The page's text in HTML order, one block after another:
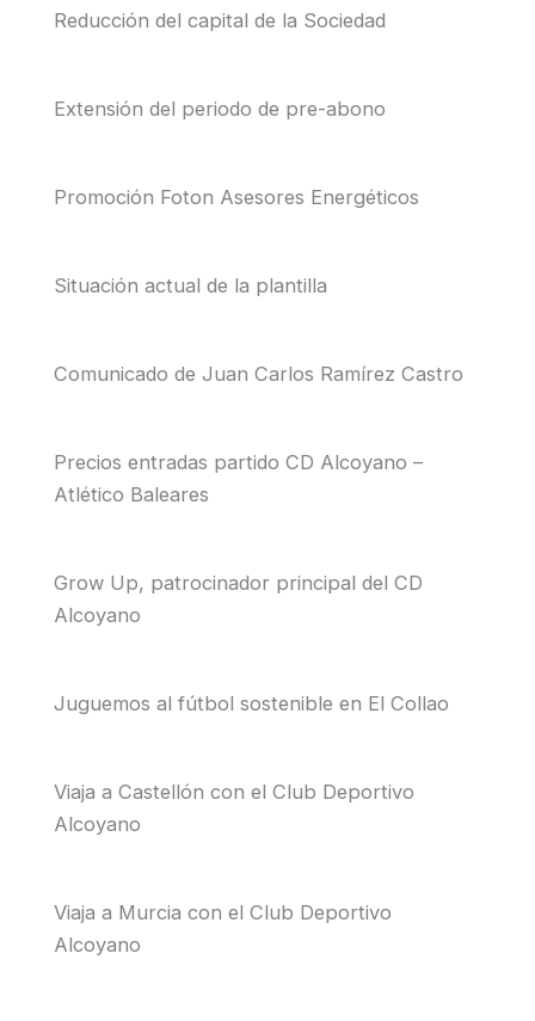
Reducción del capital de la Sociedad
Extensión del periodo de pre-abono
Promoción Foton Asesores Energéticos
Situación actual de la plantilla
Comunicado de Juan Carlos Ramírez Castro
Precios entradas partido CD Alcoyano –
Atlético Baleares
Grow Up, patrocinador principal del CD
Alcoyano
Juguemos al fútbol sostenible en El Collao
Viaja a Castellón con el Club Deportivo
Alcoyano
Viaja a Murcia con el Club Deportivo
Alcoyano